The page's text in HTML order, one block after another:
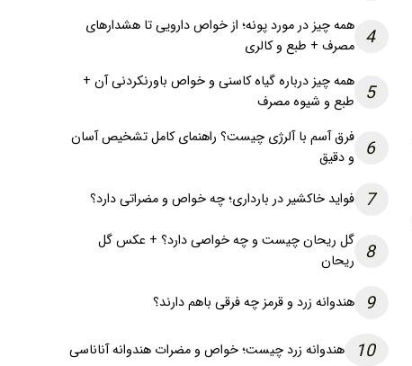
4 همه چیز در مورد پونه؛ از خواص دارویی تا هشدارهای
مصرف + طبع و کالری
5
همه چیز درباره گیاه کاسنی و خواص باورنکردنی آن +
طبع و شیوه مصرف
6
فرق آسم با آلرژی چیست؟ راهنمای کامل تشخیص آسان
و دقیق
7 فواید خاکشیر در بارداری؛ چه خواص و مضراتی دارد؟
8 گل ریحان چیست و چه خواصی دارد؟ + عکس گل
ریحان
9 هندوانه زرد و قرمز چه فرقی باهم دارند؟
10 هندوانه زرد چیست؛ خواص و مضرات هندوانه آناناسی